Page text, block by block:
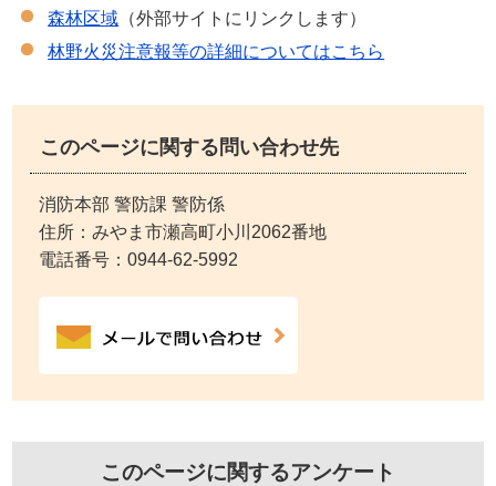
森林区域 （外部サイトにリンクします）
林野火災注意報等の詳細についてはこちら
このページに関する問い合わせ先
消防本部 警防課 警防係
住所：みやま市瀬高町小川2062番地
電話番号：0944-62-5992
このページに関するアンケート